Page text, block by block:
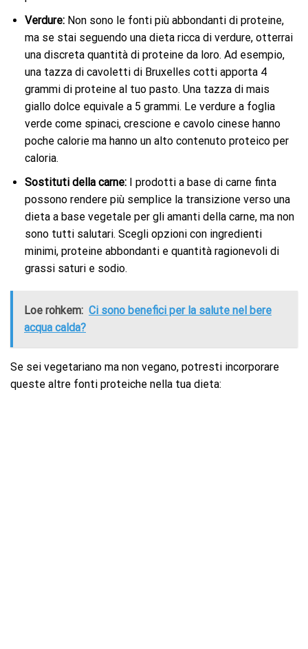
Verdure:Non sono le fonti più abbondanti di proteine,
ma se stai seguendo una dieta ricca di verdure, otterrai
una discreta quantità di proteine ​​da loro. Ad esempio,
una tazza di cavoletti di Bruxelles cotti apporta 4
grammi di proteine ​​al tuo pasto. Una tazza di mais
giallo dolce equivale a 5 grammi. Le verdure a foglia
verde come spinaci, crescione e cavolo cinese hanno
poche calorie ma hanno un alto contenuto proteico per
caloria.
Sostituti della carne: I prodotti a base di carne finta
possono rendere più semplice la transizione verso una
dieta a base vegetale per gli amanti della carne, ma non
sono tutti salutari. Scegli opzioni con ingredienti
minimi, proteine ​​abbondanti e quantità ragionevoli di
grassi saturi e sodio.
Loe rohkem: Ci sono benefici per la salute nel bere
acqua calda?
Se sei vegetariano ma non vegano, potresti incorporare
queste altre fonti proteiche nella tua dieta: